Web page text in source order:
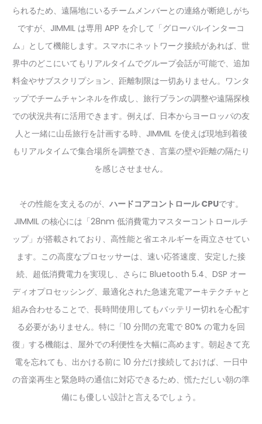
られるため、遠隔地にいるチームメンバーとの連絡が断絶しがち
ですが、JIMMIL は専用 APP を介して「グローバルインターコ
ム」として機能します。スマホにネットワーク接続があれば、世
界中のどこにいてもリアルタイムでグループ会話が可能で、追加
料金やサブスクリプション、距離制限は一切ありません。ワンタ
ップでチームチャンネルを作成し、旅行プランの調整や遠隔探検
での状況共有に活用できます。例えば、日本からヨーロッパの友
人と一緒に山岳旅行を計画する時、JIMMIL を使えば現地到着後
もリアルタイムで集合場所を調整でき、言葉の壁や距離の隔たり
を感じさせません。
その性能を支えるのが、 ハードコアコントロール CPUです。
JIMMIL の核心には「28nm 低消費電力マスターコントロールチ
ップ」が搭載されており、高性能と省エネルギーを両立させてい
ます。この高度なプロセッサーは、速い応答速度、安定した接
続、超低消費電力を実現し、さらに Bluetooth 5.4、DSP オー
ディオプロセッシング、最適化された急速充電アーキテクチャと
組み合わせることで、長時間使用してもバッテリー切れを心配す
る必要がありません。特に「10 分間の充電で 80% の電力を回
復」する機能は、屋外での利便性を大幅に高めます。朝起きて充
電を忘れても、出かける前に 10 分だけ接続しておけば、一日中
の音楽再生と緊急時の通信に対応できるため、慌ただしい朝の準
備にも優しい設計と言えるでしょう。